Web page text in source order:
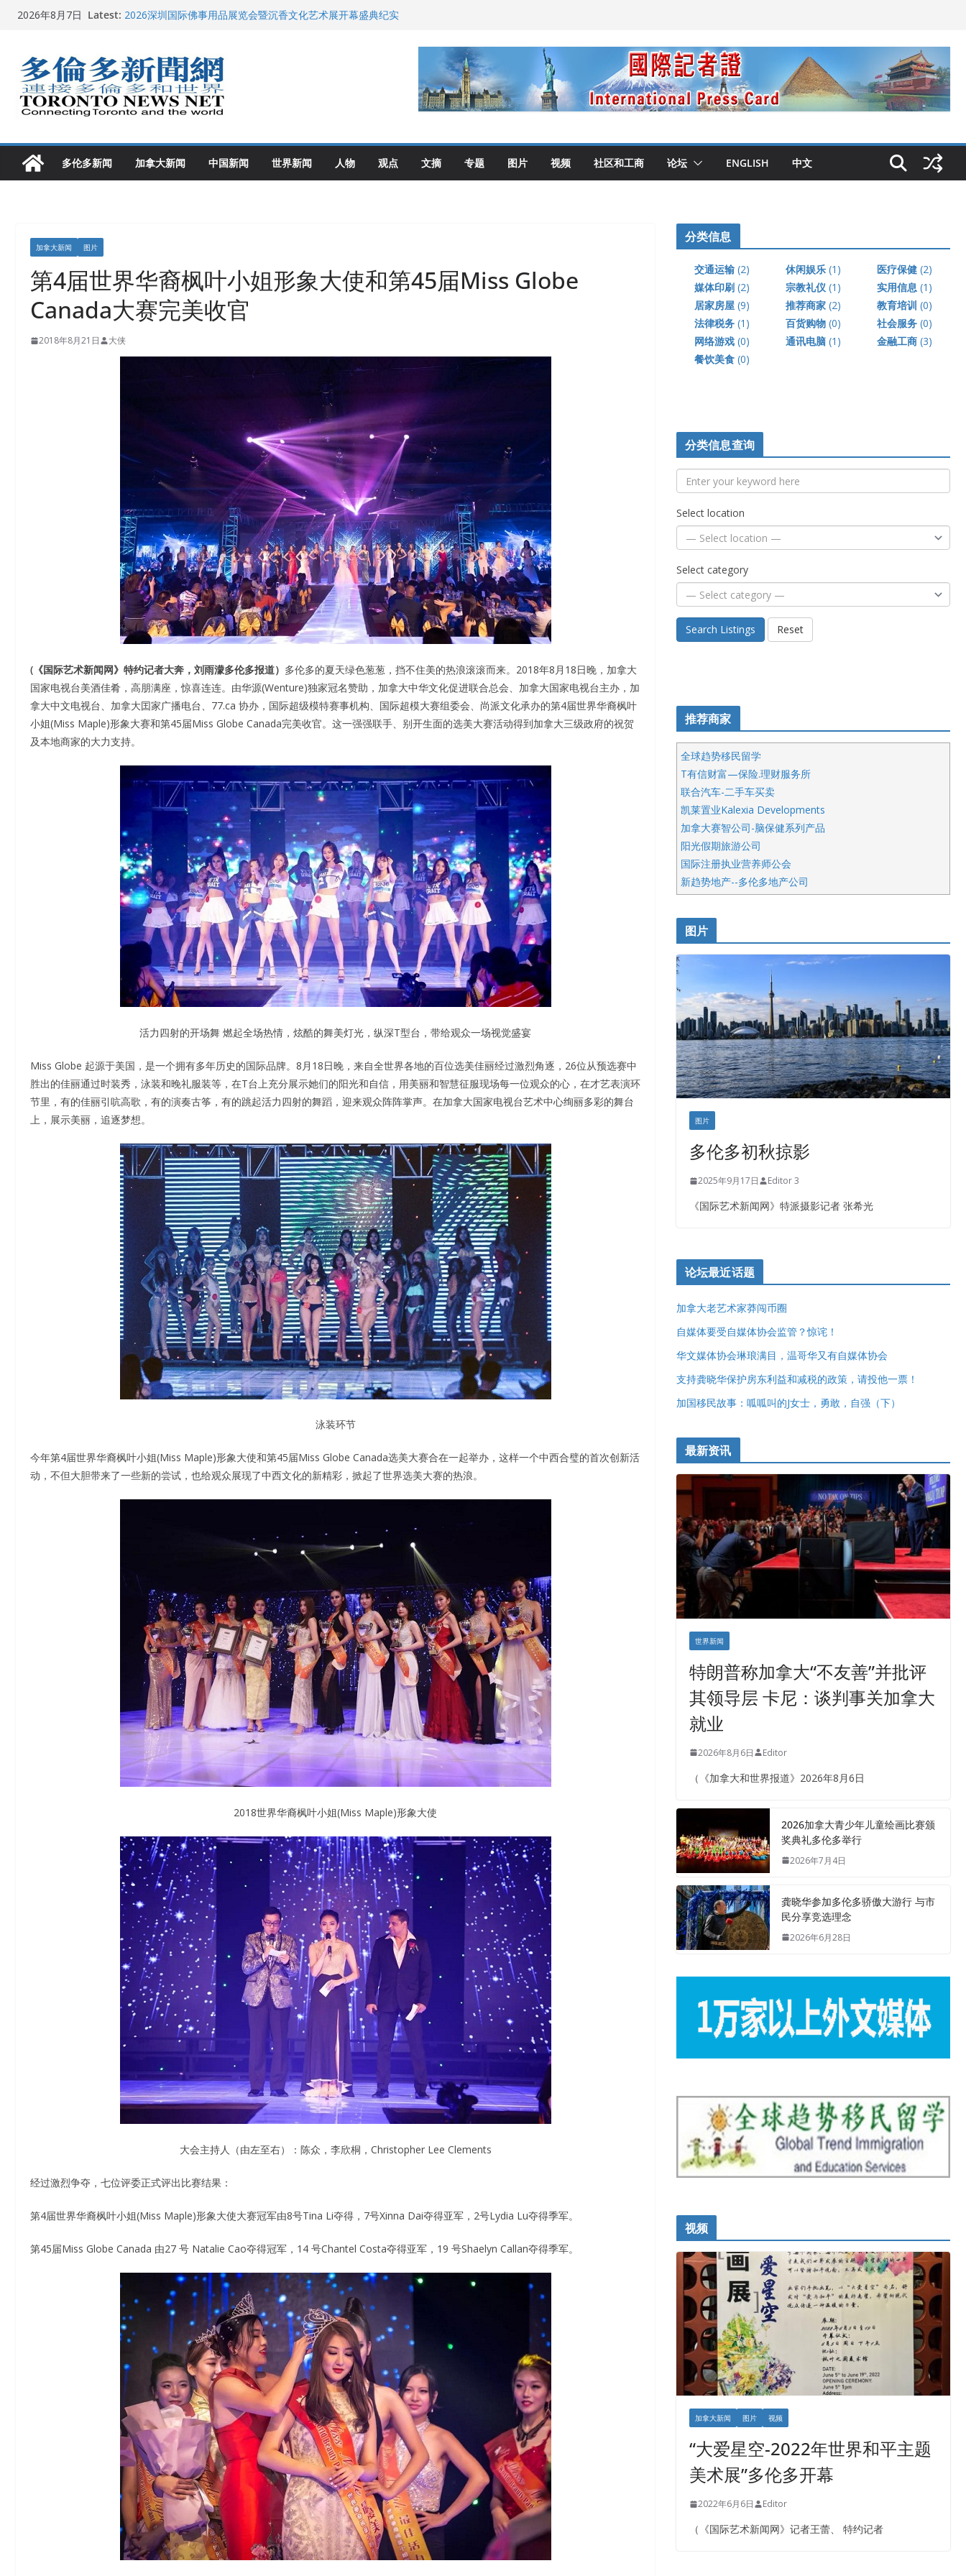
Skip2026年8月7日 Latest: 2026深圳国际佛事用品展览会暨沉香文化艺术展开幕盛典纪实
2026加拿大青少年儿童绘画比赛颁奖典礼多伦多举行
龚晓华参加多伦多骄傲大游行 与市民分享竞选理念
多伦多市长选举拉开帷幕 多名华人候选人宣布角逐
多伦多新闻 加拿大新闻 中国新闻 世界新闻 人物 观点 文摘 专题 图片 视频 社区和工商 论坛 ENGLISH 中文
加拿大新闻 图片
第4届世界华裔枫叶小姐形象大使和第45届Miss Globe
Canada大赛完美收官
2018年8月21日 大侠
(《国际艺术新闻网》特约记者大奔，刘雨濛多伦多报道） 多伦多的夏天绿色葱葱，挡不住美的热浪滚滚而来。2018年8月18日晚，加拿大
国家电视台美酒佳肴，高朋满座，惊喜连连。由华源(Wenture)独家冠名赞助，加拿大中华文化促进联合总会、加拿大国家电视台主办，加
拿大中文电视台、加拿大囯家广播电台、77.ca 协办，国际超级模特赛事机构、国际超模大赛组委会、尚派文化承办的第4届世界华裔枫叶
小姐(Miss Maple)形象大赛和第45届Miss Globe Canada完美收官。这一强强联手、别开生面的选美大赛活动得到加拿大三级政府的祝贺
及本地商家的大力支持。
活力四射的开场舞 燃起全场热情，炫酷的舞美灯光，纵深T型台，带给观众一场视觉盛宴
Miss Globe 起源于美国，是一个拥有多年历史的国际品牌。8月18日晚，来自全世界各地的百位选美佳丽经过激烈角逐，26位从预选赛中
胜出的佳丽通过时装秀，泳装和晚礼服装等，在T台上充分展示她们的阳光和自信，用美丽和智慧征服现场每一位观众的心，在才艺表演环
节里，有的佳丽引吭高歌，有的演奏古筝，有的跳起活力四射的舞蹈，迎来观众阵阵掌声。在加拿大国家电视台艺术中心绚丽多彩的舞台
上，展示美丽，追逐梦想。
泳装环节
今年第4届世界华裔枫叶小姐(Miss Maple)形象大使和第45届Miss Globe Canada选美大赛合在一起举办，这样一个中西合璧的首次创新活
动，不但大胆带来了一些新的尝试，也给观众展现了中西文化的新精彩，掀起了世界选美大赛的热浪。
2018世界华裔枫叶小姐(Miss Maple)形象大使
大会主持人（由左至右）：陈众，李欣桐，Christopher Lee Clements
经过激烈争夺，七位评委正式评出比赛结果：
第4届世界华裔枫叶小姐(Miss Maple)形象大使大赛冠军由8号Tina Li夺得，7号Xinna Dai夺得亚军，2号Lydia Lu夺得季军。
第45届Miss Globe Canada 由27 号 Natalie Cao夺得冠军，14 号Chantel Costa夺得亚军，19 号Shaelyn Callan夺得季军。
分类信息
交通运输 (2) 休闲娱乐 (1) 医疗保健 (2)
媒体印刷 (2) 宗教礼仪 (1) 实用信息 (1)
居家房屋 (9) 推荐商家 (2) 教育培训 (0)
法律税务 (1) 百货购物 (0) 社会服务 (0)
网络游戏 (0) 通讯电脑 (1) 金融工商 (3)
餐饮美食 (0)
分类信息查询
Select location
Select category
Search Listings Reset
推荐商家
全球趋势移民留学
T有信财富—保险.理财服务所
联合汽车-二手车买卖
凯莱置业Kalexia Developments
加拿大赛智公司-脑保健系列产品
阳光假期旅游公司
国际注册执业营养师公会
新趋势地产--多伦多地产公司
呱呱电器
开明车行KS CAR SALES & SERVICE
健健宝公司
皇后金融集团
正点印艺设计
图片
图片
多伦多初秋掠影
2025年9月17日 Editor 3
《国际艺术新闻网》特派摄影记者 张希光
论坛最近话题
加拿大老艺术家莽闯币圈
自媒体要受自媒体协会监管？惊诧！
华文媒体协会琳琅满目，温哥华又有自媒体协会
支持龚晓华保护房东利益和减税的政策，请投他一票！
加国移民故事：呱呱叫的J女士，勇敢，自强（下）
最新资讯
世界新闻
特朗普称加拿大“不友善”并批评
其领导层 卡尼：谈判事关加拿大
就业
2026年8月6日 Editor
（《加拿大和世界报道》2026年8月6日
2026加拿大青少年儿童绘画比赛颁
奖典礼多伦多举行
2026年7月4日
龚晓华参加多伦多骄傲大游行 与市
民分享竞选理念
2026年6月28日
视频
加拿大新闻 图片 视频
“大爱星空-2022年世界和平主题
美术展”多伦多开幕
2022年6月6日 Editor
（《国际艺术新闻网》记者王蕾、 特约记者